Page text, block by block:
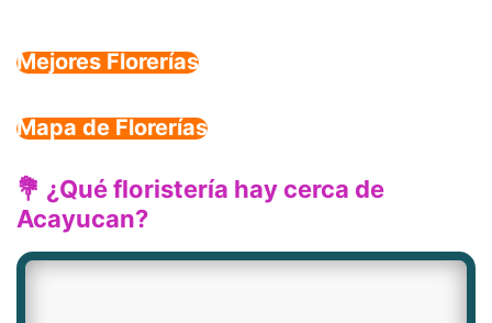
Mejores Florerías
Mapa de Florerías
💐 ¿Qué floristería hay cerca de
Acayucan?